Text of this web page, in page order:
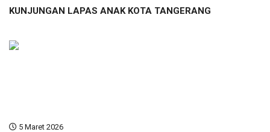
KUNJUNGAN LAPAS ANAK KOTA TANGERANG
5 Maret 2026